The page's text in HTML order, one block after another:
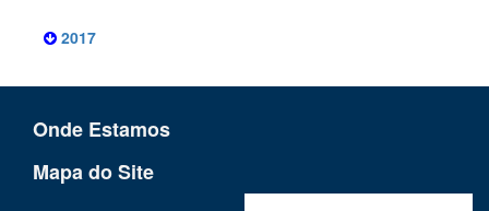
2017
Onde Estamos
Mapa do Site